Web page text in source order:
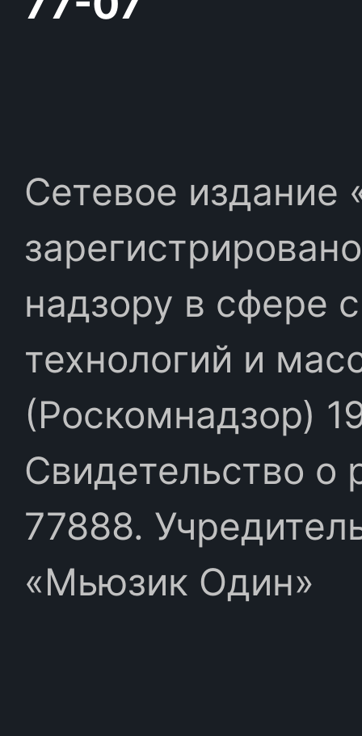
Сетевое издание
надзору в сфере
технологий и
(Роскомнадзор)
Свидетельство
77888.
«Мьюзик Один»